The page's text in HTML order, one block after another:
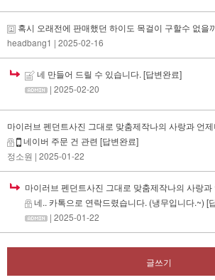
혹시 오래전에 판매했던 하이도 목걸이 구할수 없을
headbang1 | 2025-02-16
네 만들어 드릴 수 있습니다. [답변완료]
| 2025-02-20
마이러브 펜던트사진 그대로 맞춤제작나의 사랑과 언
네이버 주문 건 관련 [답변완료]
정소원 | 2025-01-22
마이러브 펜던트사진 그대로 맞춤제작나의 사랑
네.. 카톡으로 연락드렸습니다. (냉무입니다.~) [
| 2025-01-22
글쓰기